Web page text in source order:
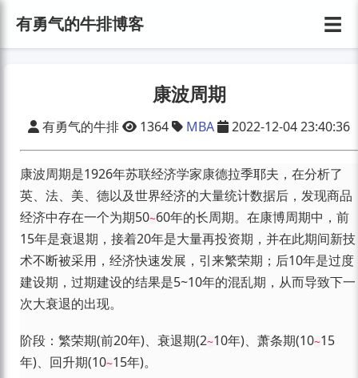
有勇气的牛排博客 ☰
康波周期
有勇气的牛排 1364 MBA 2022-12-04 23:40:36
康波周期是1926年苏联经济学家康德拉季耶夫，在分析了
英、法、美、德以及世界经济的大量统计数据后，发现商品
经济中存在一个为期50~60年的长周期。在康博周期中，前
15年是衰退期，接着20年是大量再投资期，并在此期间新技
术不断被采用，经济快速发展，引来繁荣期；后10年是过度
建设期，过期建设的结果是5~10年的混乱期，从而导致下一
次大衰退的出现。
阶段：繁荣期(前20年)、衰退期(2~10年)、萧条期(10~15
年)、回升期(10~15年)。